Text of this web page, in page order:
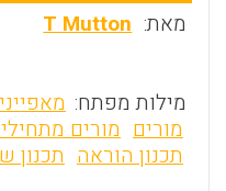
מאת: T Mutton
מילות מפתח:
מורים מורים
תכנון הוראה תכנון